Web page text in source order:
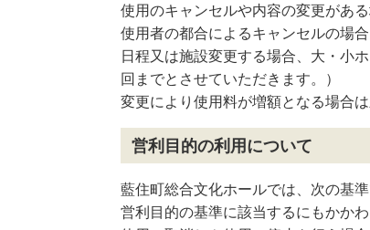
使用のキャンセルや内容の変更があ
使用者の都合によるキャンセルの場
日程又は施設変更する場合、大・小
回までとさせていただきます。）
変更により使用料が増額となる場合
営利目的の利用について
藍住町総合文化ホールでは、次の基
営利目的の基準に該当するにもかか